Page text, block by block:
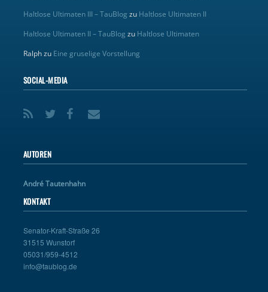
Haltlose Ultimaten III – TauBlog zu Haltlose Ultimaten II
Haltlose Ultimaten II – TauBlog zu Haltlose Ultimaten
Ralphzu Eine gruselige Vorstellung
SOCIAL-MEDIA
AUTOREN
André Tautenhahn
KONTAKT
Senator-Kraft-Straße 26
31515 Wunstorf
05031/959-4512
info@taublog.de